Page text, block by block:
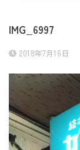
IMG_6997
2018年7月16日